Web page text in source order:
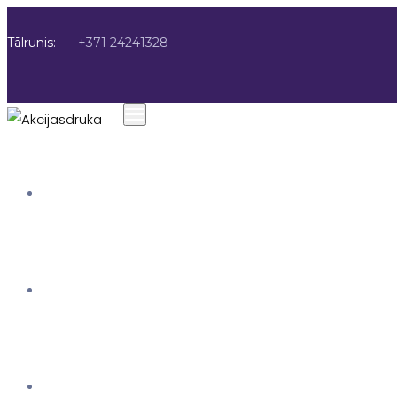
Tālrunis: +371 24241328
Drukas